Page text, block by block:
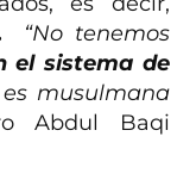
“No tenemos
el sistema de
musulmana
Abdul Baqi